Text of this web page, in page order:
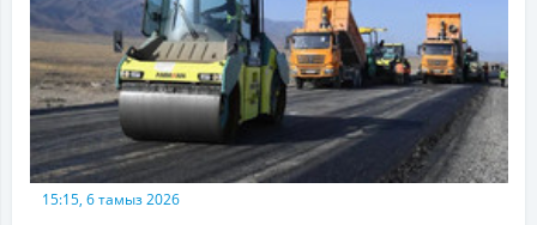
15:15, 6 тамыз 2026